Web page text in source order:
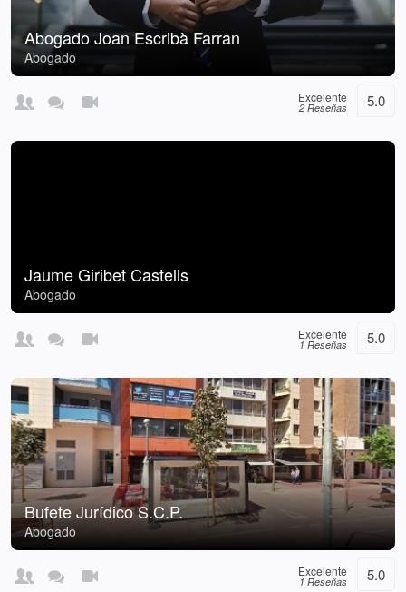
Abogado Joan Escribà Farran
Abogado
Excelente
2 Reseñas 5.0
Jaume Giribet Castells
Abogado
Excelente
1 Reseñas 5.0
Bufete Jurídico S.C.P.
Abogado
Excelente
1 Reseñas 5.0